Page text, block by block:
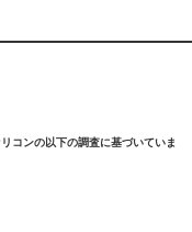
コンの以下の調査に基づいていま